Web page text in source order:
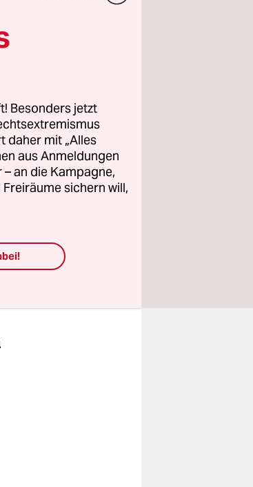
Besonders jetzt
daher mit „Alles
aus Anmeldungen
an die Kampagne,
sichern will,